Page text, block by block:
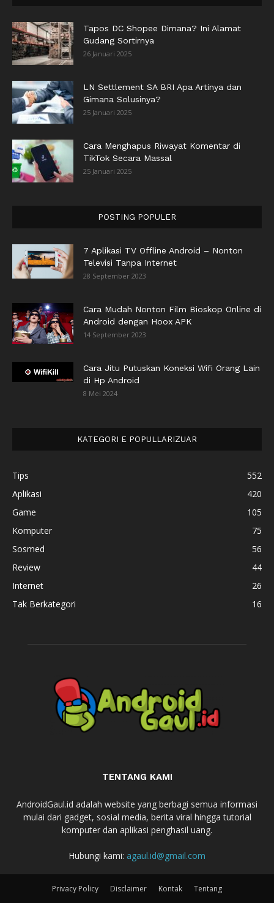
Tapos DC Shopee Dimana? Ini Alamat
Gudang Sortirnya
26 Januari 2025
LN Settlement SA BRI Apa Artinya dan
Gimana Solusinya?
25 Januari 2025
Cara Menghapus Riwayat Komentar di
TikTok Secara Massal
25 Januari 2025
POSTING POPULER
7 Aplikasi TV Offline Android – Nonton
Televisi Tanpa Internet
28 September 2023
Cara Mudah Nonton Film Bioskop Online di
Android dengan Hoox APK
14 September 2023
Cara Jitu Putuskan Koneksi Wifi Orang Lain
di Hp Android
8 Mei 2024
KATEGORI E POPULLARIZUAR
Tips
552
Aplikasi
420
Game
105
Komputer
75
Sosmed
56
Review
44
Internet
26
Tak Berkategori
16
TENTANG KAMI
AndroidGaul.id adalah website yang berbagi semua informasi
mulai dari gadget, sosial media, berita viral hingga tutorial
komputer dan aplikasi penghasil uang.
Hubungi kami: agaul.id@gmail.com
Privacy Policy Disclaimer Kontak Tentang